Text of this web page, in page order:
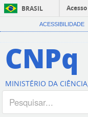
BRASIL
ACESSIBILIDADE
CNPq
MINISTÉRIO DA